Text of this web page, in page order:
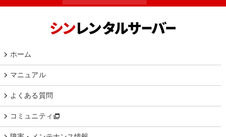
ホーム
マニュアル
よくある質問
コミュニティ